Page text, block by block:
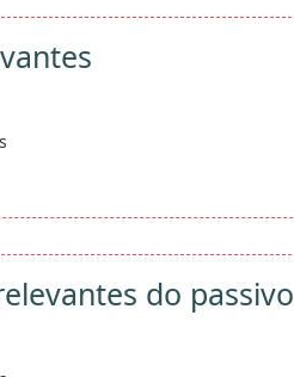
do passivo